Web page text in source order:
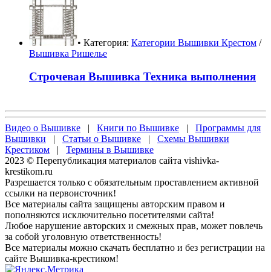
• Категория: Категории Вышивки Крестом /
Вышивка Ришелье
Строчевая Вышивка Техника выполнения
Видео о Вышивке | Книги по Вышивке | Программы для
Вышивки | Статьи о Вышивке | Схемы Вышивки
Крестиком | Термины в Вышивке
2023 © Перепубликация материалов сайта vishivka-
krestikom.ru
Разрешается только с обязательным проставлением активной
ссылки на первоисточник!
Все материалы сайта защищены авторским правом и
пополняются исключительно посетителями сайта!
Любое нарушение авторских и смежных прав, может повлечь
за собой уголовную ответственность!
Все материалы можно скачать бесплатно и без регистрации на
сайте Вышивка-крестиком!